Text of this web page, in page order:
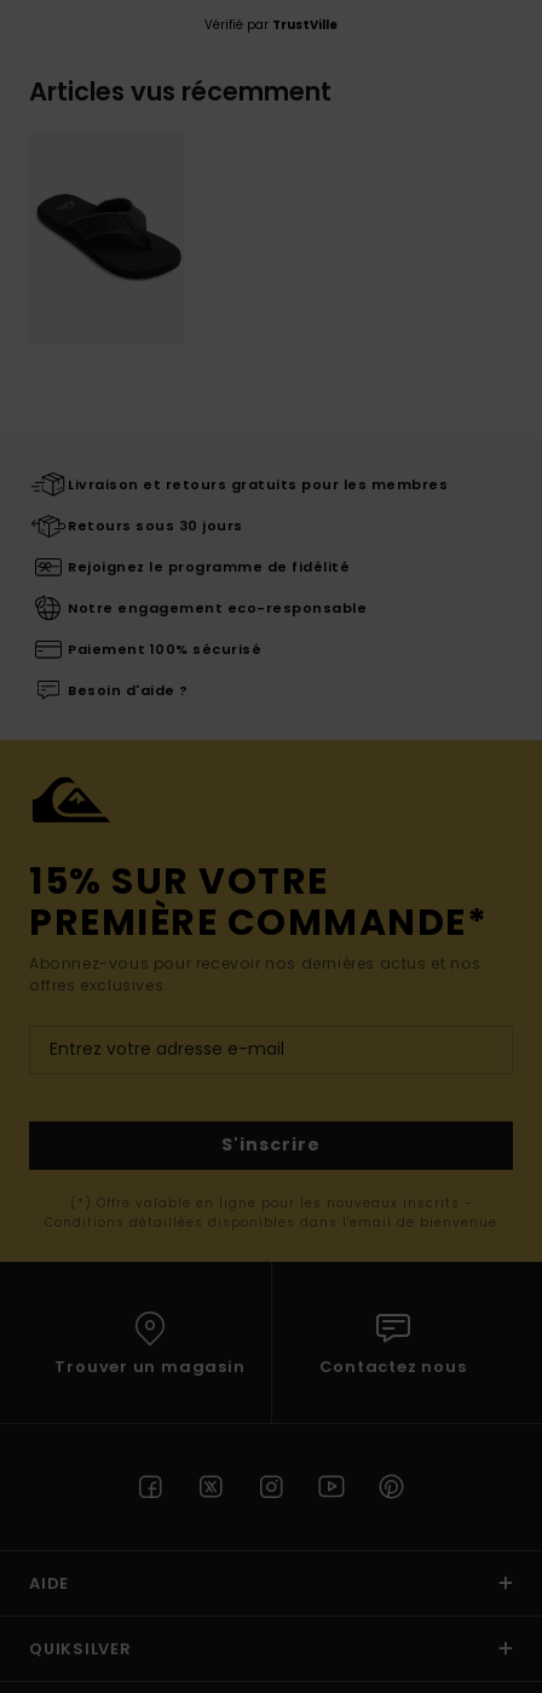
Vérifié par TrustVille
Articles vus récemment
Livraison et retours gratuits pour les membres
Retours sous 30 jours
Rejoignez le programme de fidélité
Notre engagement eco-responsable
Paiement 100% sécurisé
Besoin d'aide ?
15% SUR VOTRE
PREMIÈRE COMMANDE*
Abonnez-vous pour recevoir nos dernières actus et nos
offres exclusives.
S'inscrire
(*) Offre valable en ligne pour les nouveaux inscrits -
Conditions détaillées disponibles dans l'email de bienvenue
Trouver un magasin Contactez nous
AIDE
QUIKSILVER